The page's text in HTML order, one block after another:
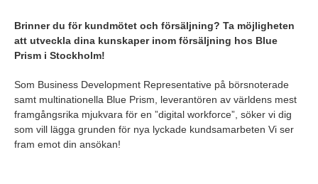
Brinner du för kundmötet och försäljning? Ta möjligheten
att utveckla dina kunskaper inom försäljning hos Blue
Prism i Stockholm!
Som Business Development Representative på börsnoterade
samt multinationella Blue Prism, leverantören av världens mest
framgångsrika mjukvara för en ”digital workforce”, söker vi dig
som vill lägga grunden för nya lyckade kundsamarbeten Vi ser
fram emot din ansökan!